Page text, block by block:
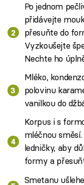
Po jednom
přidávejte
přesuňte do
Vyzkoušejte
Nechte ho
Mléko,
polovinu
vanilkou do
Korpus i s
mléčnou
ledničky, aby
formy a
Smetanu